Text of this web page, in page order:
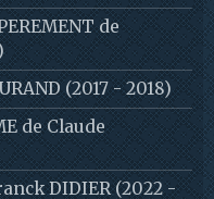
de
(2017 - 2018)
de Claude
DIDIER (2022 -